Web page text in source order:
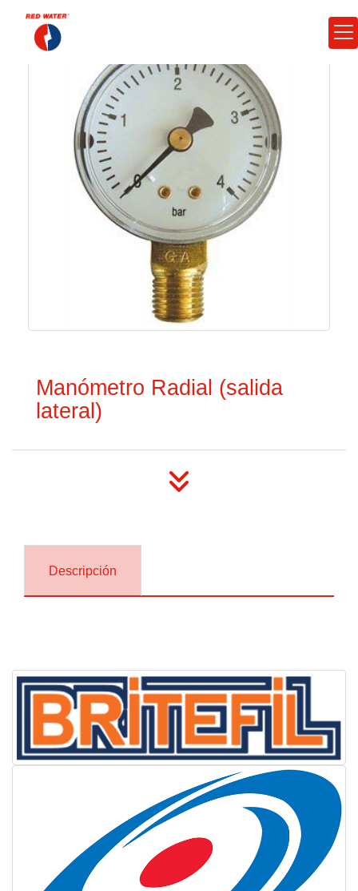
Manómetro Radial (salida
lateral)
Descripción